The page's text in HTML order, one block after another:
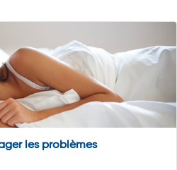
les problèmes